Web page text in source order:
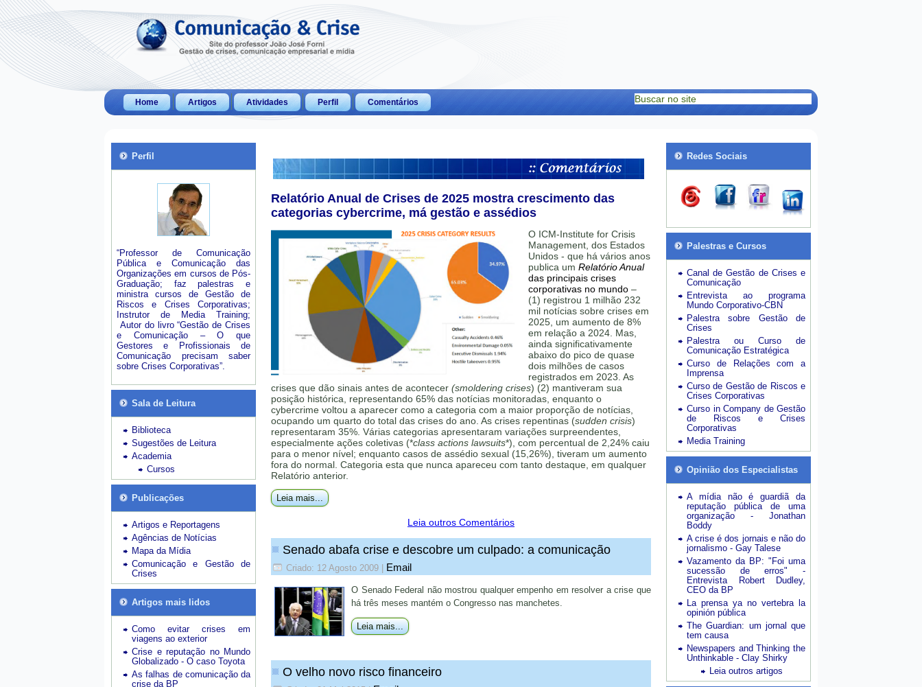
Home Artigos Atividades Perfil Comentários
Perfil
“Professor de Comunicação
Pública e Comunicação das
Organizações em cursos de Pós-
Graduação; faz palestras e
ministra cursos de Gestão de
Riscos e Crises Corporativas;
Instrutor de Media Training;
Autor do livro “Gestão de Crises
e Comunicação – O que
Gestores e Profissionais de
Comunicação precisam saber
sobre Crises Corporativas”.
Sala de Leitura
Biblioteca
Sugestões de Leitura
Academia
Cursos
Publicações
Artigos e Reportagens
Agências de Notícias
Mapa da Mídia
Comunicação e Gestão de
Crises
Artigos mais lidos
Como evitar crises em
viagens ao exterior
Crise e reputação no Mundo
Globalizado - O caso Toyota
As falhas de comunicação da
crise da BP
Relatório Anual de Crises de 2025 mostra crescimento das
categorias cybercrime, má gestão e assédios
O ICM-Institute for Crisis
Management, dos Estados
Unidos - que há vários anos
publica um Relatório Anual
das principais crises
corporativas no mundo –
(1) registrou 1 milhão 232
mil notícias sobre crises em
2025, um aumento de 8%
em relação a 2024. Mas,
ainda significativamente
abaixo do pico de quase
dois milhões de casos
registrados em 2023. As
crises que dão sinais antes de acontecer (smoldering crises) (2) mantiveram sua
posição histórica, representando 65% das notícias monitoradas, enquanto o
cybercrime voltou a aparecer como a categoria com a maior proporção de notícias,
ocupando um quarto do total das crises do ano. As crises repentinas (sudden crisis)
representaram 35%. Várias categorias apresentaram variações surpreendentes,
especialmente ações coletivas (*class actions lawsuits*), com percentual de 2,24% caiu
para o menor nível; enquanto casos de assédio sexual (15,26%), tiveram um aumento
fora do normal. Categoria esta que nunca apareceu com tanto destaque, em qualquer
Relatório anterior.
Leia mais...
Leia outros Comentários
Senado abafa crise e descobre um culpado: a comunicação
Criado: 12 Agosto 2009 Email
O Senado Federal não mostrou qualquer empenho em resolver a crise que
há três meses mantém o Congresso nas manchetes.
Leia mais...
O velho novo risco financeiro
Redes Sociais
Palestras e Cursos
Canal de Gestão de Crises e
Comunicação
Entrevista ao programa
Mundo Corporativo-CBN
Palestra sobre Gestão de
Crises
Palestra ou Curso de
Comunicação Estratégica
Curso de Relações com a
Imprensa
Curso de Gestão de Riscos e
Crises Corporativas
Curso in Company de Gestão
de Riscos e Crises
Corporativas
Media Training
Opinião dos Especialistas
A mídia não é guardiã da
reputação pública de uma
organização - Jonathan
Boddy
A crise é dos jornais e não do
jornalismo - Gay Talese
Vazamento da BP: "Foi uma
sucessão de erros" -
Entrevista Robert Dudley,
CEO da BP
La prensa ya no vertebra la
opinión pública
The Guardian: um jornal que
tem causa
Newspapers and Thinking the
Unthinkable - Clay Shirky
Leia outros artigos